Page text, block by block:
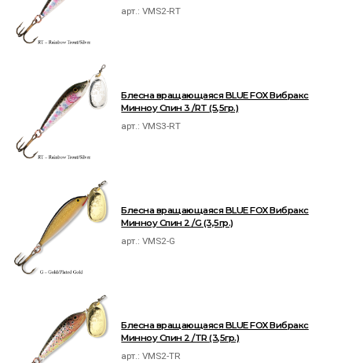
арт.:VMS2-RT
Блесна вращающаяся BLUE FOX Вибракс
Минноу Спин 3 /RT (5,5гр.)
арт.:VMS3-RT
Блесна вращающаяся BLUE FOX Вибракс
Минноу Спин 2 /G (3,5гр.)
арт.:VMS2-G
Блесна вращающаяся BLUE FOX Вибракс
Минноу Спин 2 /TR (3,5гр.)
арт.:VMS2-TR